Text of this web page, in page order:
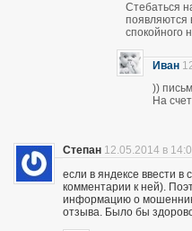
Стебаться
появляются
спокойного
Иван
))
На
Степан 12.05.2014 в
если в яндексе ввести
комментарии к ней).
информацию о
отзыва. Было бы